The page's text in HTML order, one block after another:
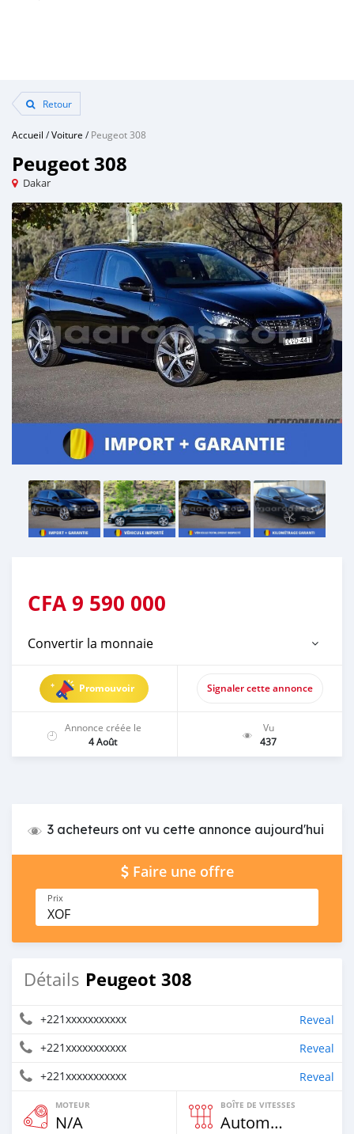
Retour
Accueil /Voiture /Peugeot 308
Peugeot 308
Dakar
CFA9 590 000
Convertir la monnaie
Promouvoir Signaler cette annonce
Annonce créée le
4 Août
Vu
437
3 acheteurs ont vu cette annonce aujourd'hui
Faire une offre
Prix
XOF
Détails Peugeot 308
+221xxxxxxxxxxx
Reveal
+221xxxxxxxxxxx
Reveal
+221xxxxxxxxxxx
Reveal
MOTEUR
N/A
BOÎTE DE VITESSES
Automatique